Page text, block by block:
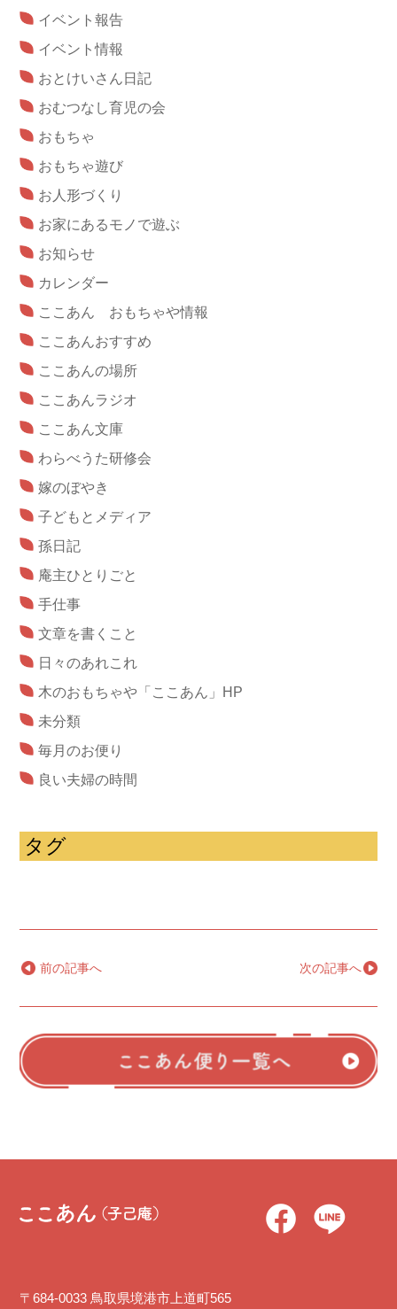
イベント報告
イベント情報
おとけいさん日記
おむつなし育児の会
おもちゃ
おもちゃ遊び
お人形づくり
お家にあるモノで遊ぶ
お知らせ
カレンダー
ここあん おもちゃや情報
ここあんおすすめ
ここあんの場所
ここあんラジオ
ここあん文庫
わらべうた研修会
嫁のぼやき
子どもとメディア
孫日記
庵主ひとりごと
手仕事
文章を書くこと
日々のあれこれ
木のおもちゃや「ここあん」HP
未分類
毎月のお便り
良い夫婦の時間
タグ
← 前の記事へ 次の記事へ→
〒684-0033 鳥取県境港市上道町565